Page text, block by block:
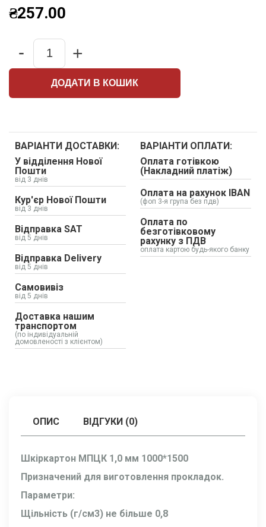
₴257.00
Quantity
- +
ДОДАТИ В КОШИК
ВАРІАНТИ ДОСТАВКИ:
У відділення Нової
Пошти
від 3 днів
Кур'єр Нової Пошти
від 3 днів
Відправка SAT
від 5 днів
Відправка Delivery
від 5 днів
Самовивіз
від 5 днів
Доставка нашим
транспортом
(по індивідуальній
домовленості з клієнтом)
ВАРІАНТИ ОПЛАТИ:
Оплата готівкою
(Накладний платіж)
Оплата на рахунок IBAN
(фоп 3-я група без пдв)
Оплата по
безготівковому
рахунку з ПДВ
оплата картою будь-якого банку
ОПИС ВІДГУКИ (0)
Шкіркартон МПЦК 1,0 мм 1000*1500
Призначений для виготовлення прокладок.
Параметри:
Щільність (г/см3) не більше 0,8